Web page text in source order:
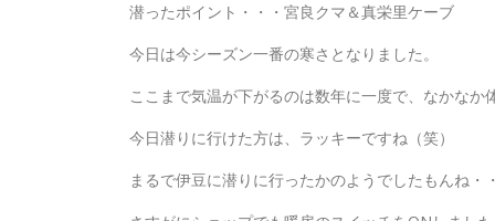
潜ったポイント・・・宮良クマ＆真栄里ケーブ
今日は今シーズン一番の寒さとなりました。
ここまで気温が下がるのは数年に一度で、なかなか
今日潜りに行けた方は、ラッキーですね（笑）
まるで伊豆に潜りに行ったかのようでしたもんね・